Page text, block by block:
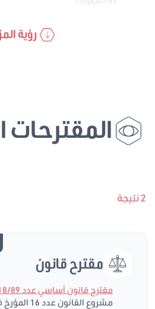
رؤية
المقترحات
2 نتيجة
مقترح قانون
مقترح قانون أساسي عدد 2018/89